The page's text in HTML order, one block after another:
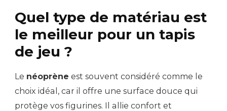
Quel type de matériau est
le meilleur pour un tapis
de jeu ?
Le néoprène est souvent considéré comme le
choix idéal, car il offre une surface douce qui
protège vos figurines. Il allie confort et